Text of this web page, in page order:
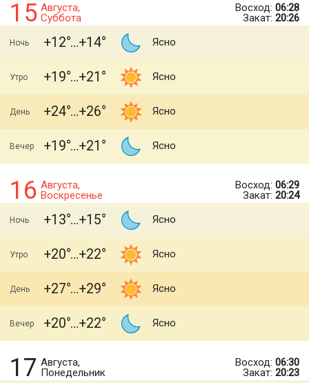
15 Августа,
Суббота
Восход: 06:28
Закат: 20:26
Ночь +12 +14 Ясно
Утро +19 +21 Ясно
День +24 +26 Ясно
Вечер +19 +21 Ясно
16 Августа,
Воскресенье
Восход: 06:29
Закат: 20:24
Ночь +13 +15 Ясно
Утро +20 +22 Ясно
День +27 +29 Ясно
Вечер +20 +22 Ясно
17 Августа,
Понедельник
Восход: 06:30
Закат: 20:23